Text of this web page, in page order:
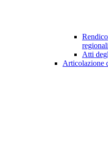
Atti
Articolazione